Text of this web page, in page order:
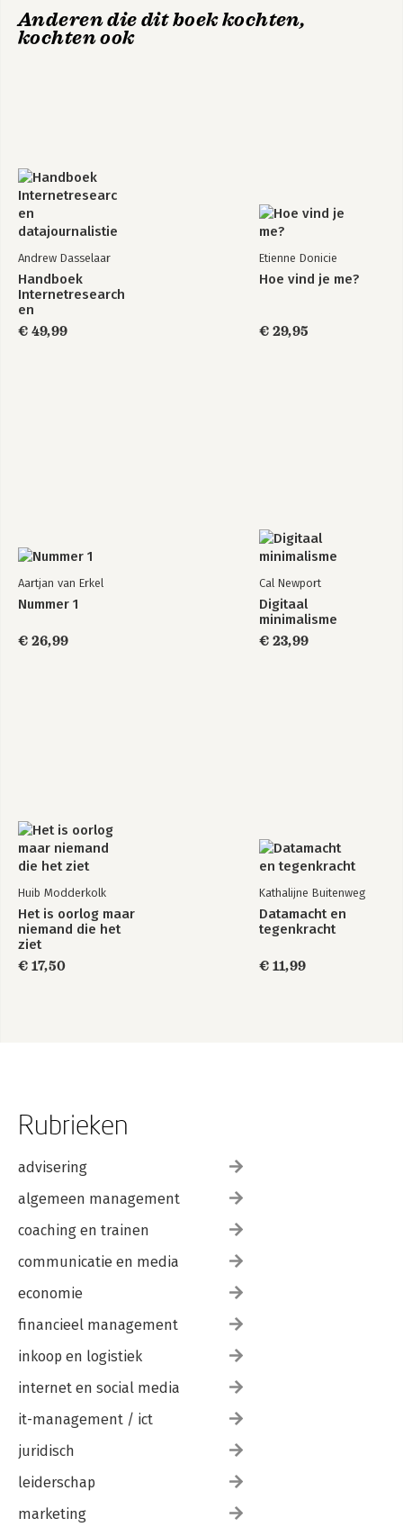
Anderen die dit boek kochten,
kochten ook
Andrew Dasselaar
Handboek
Internetresearch
en
datajournalistiek
€ 49,99
Etienne Donicie
Hoe vind je me?
€ 29,95
Aartjan van Erkel
Nummer 1
€ 26,99
Cal Newport
Digitaal
minimalisme
€ 23,99
Huib Modderkolk
Het is oorlog maar
niemand die het
ziet
€ 17,50
Kathalijne Buitenweg
Datamacht en
tegenkracht
€ 11,99
Rubrieken
advisering
algemeen management
coaching en trainen
communicatie en media
economie
financieel management
inkoop en logistiek
internet en social media
it-management / ict
juridisch
leiderschap
marketing